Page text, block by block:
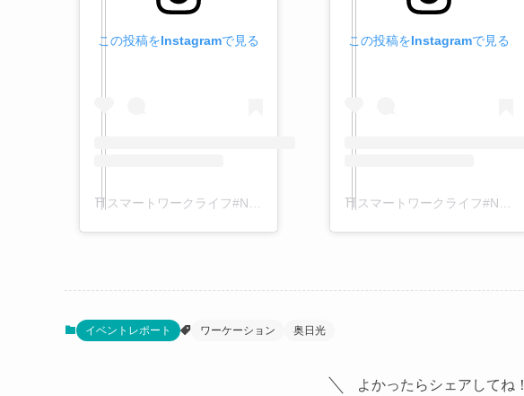
この投稿をInstagramで見る
⛩️スマートワークライフ#Nikko ⛩️(@smartwl.nikko)がシェアした投稿
この投稿をInstagramで見る
⛩️スマートワークライフ#Nikko ⛩️(@smartwl.nikko)がシェアした投稿
イベントレポート ワーケーション 奥日光
よかったらシェアしてね！